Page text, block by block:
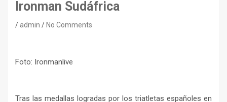
Ironman Sudáfrica
admin No Comments
Foto: Ironmanlive
Tras las medallas logradas por los triatletas españoles en